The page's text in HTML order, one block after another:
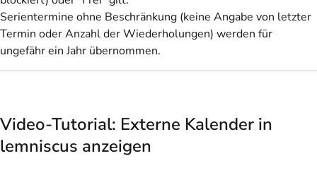
Serientermine ohne Beschränkung (keine Angabe von letzter
Termin oder Anzahl der Wiederholungen) werden für
ungefähr ein Jahr übernommen.
Video-Tutorial: Externe Kalender in
lemniscus anzeigen